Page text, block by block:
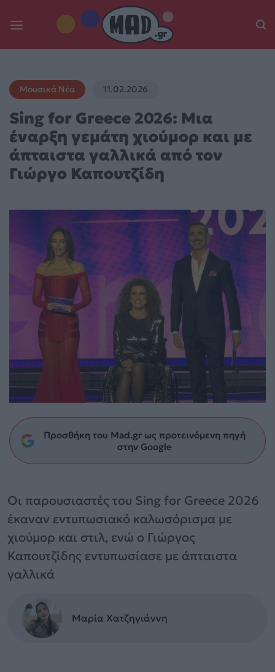
Μουσικά Νέα 11.02.2026
Sing for Greece 2026: Μια
έναρξη γεμάτη χιούμορ και με
άπταιστα γαλλικά από τον
Γιώργο Καπουτζίδη
Προσθήκη του Mad.gr ως προτεινόμενη πηγή
στην Google
Οι παρουσιαστές του Sing for Greece 2026
έκαναν εντυπωσιακό καλωσόρισμα με
χιούμορ και στιλ, ενώ ο Γιώργος
Καπουτζίδης εντυπωσίασε με άπταιστα
γαλλικά
Μαρία Χατζηγιάννη